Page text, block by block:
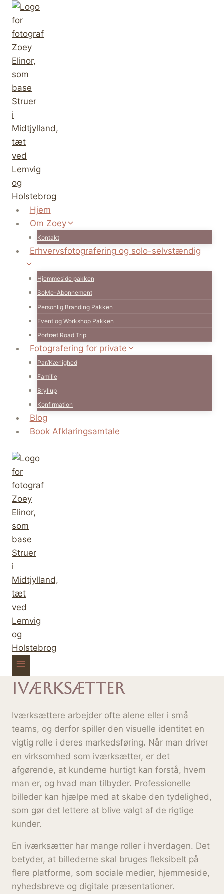
Fortsæt
indhold
Hjem
Om Zoey
Kontakt
Erhvervsfotografering og solo-selvstændig
Hjemmeside pakken
SoMe-Abonnement
Personlig Branding Pakken
Event og Workshop Pakken
Portræt Road Trip
Fotografering for private
Par/Kærlighed
Familie
Bryllup
Konfirmation
Blog
Book Afklaringsamtale
iværksætter
Iværksættere arbejder ofte alene eller i små
teams, og derfor spiller den visuelle identitet en
vigtig rolle i deres markedsføring. Når man driver
en virksomhed som iværksætter, er det
afgørende, at kunderne hurtigt kan forstå, hvem
man er, og hvad man tilbyder. Professionelle
billeder kan hjælpe med at skabe den tydelighed,
som gør det lettere at blive valgt af de rigtige
kunder.
En iværksætter har mange roller i hverdagen. Det
betyder, at billederne skal bruges fleksibelt på
flere platforme, som sociale medier, hjemmeside,
nyhedsbreve og digitale præsentationer.